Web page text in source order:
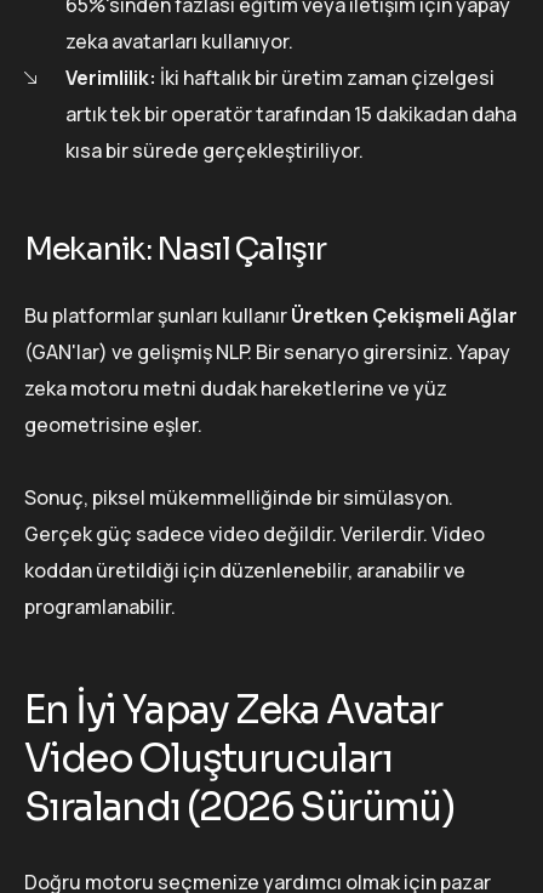
zeka avatarları kullanıyor.
Verimlilik: İki haftalık bir üretim zaman çizelgesi
artık tek bir operatör tarafından 15 dakikadan daha
kısa bir sürede gerçekleştiriliyor.
Mekanik: Nasıl Çalışır
Bu platformlar şunları kullanırÜretken Çekişmeli Ağlar
(GAN'lar) ve gelişmiş NLP. Bir senaryo girersiniz. Yapay
zeka motoru metni dudak hareketlerine ve yüz
geometrisine eşler.
Sonuç, piksel mükemmelliğinde bir simülasyon.
Gerçek güç sadece video değildir. Verilerdir. Video
koddan üretildiği için düzenlenebilir, aranabilir ve
programlanabilir.
En İyi Yapay Zeka Avatar
Video Oluşturucuları
Sıralandı (2026 Sürümü)
Doğru motoru seçmenize yardımcı olmak için pazar